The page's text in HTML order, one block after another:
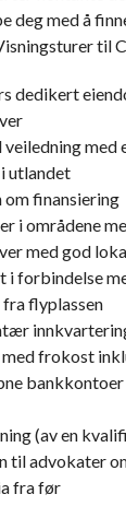
deg med å
til
dedikert
med
utlandet
om finansiering
i områdene
med god
i forbindelse
flyplassen
frokost
(av en
til advokater
fra før